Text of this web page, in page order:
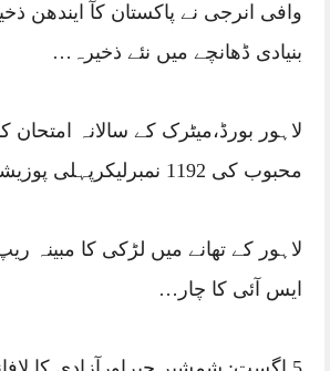
وافی انرجی نے پاکستان کآ ایندھن
بنیادی ڈھانچے میں نئے ذخیرہ…
لاہور بورڈ،میٹرک کے سالانہ امتحان
محبوب کی 1192 نمبرلیکرپہلی پوزیشن
لاہور کے تھانے میں لڑکی کا مبینہ
ایس آئی کا چار…